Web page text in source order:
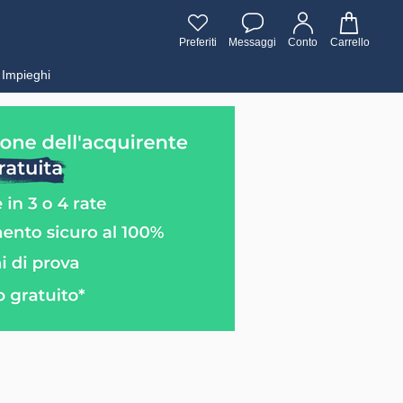
Preferiti Messaggi Conto Carrello